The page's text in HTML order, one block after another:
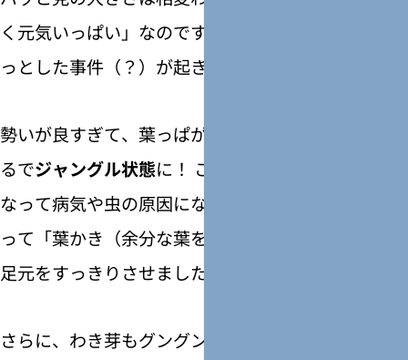
く元気いっぱい」なのですが……実は数日前、ちょ
っとした事件（？）が起きていました。
勢いが良すぎて、葉っぱがあまりにも込み合い、ま
るでジャングル状態に！ このままでは風通しが悪く
なって病気や虫の原因になってしまうため、思い切
って「葉かき（余分な葉を落とす作業）」をして、
足元をすっきりさせました。
さらに、わき芽もグングン大きく伸びてきたので、